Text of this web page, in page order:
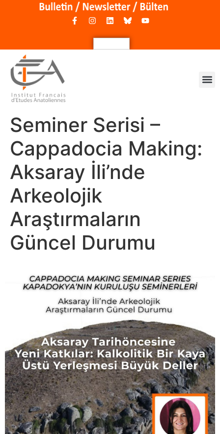
Seminer Serisi –
Cappadocia Making:
Aksaray İli’nde
Arkeolojik
Araştırmaların
Güncel Durumu